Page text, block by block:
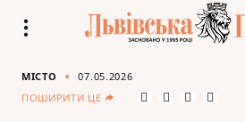
МІСТО
07.05.2026
ПОШИРИТИ ЦЕ